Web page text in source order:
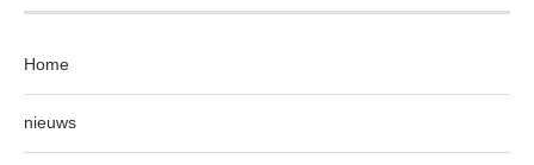
Home
nieuws